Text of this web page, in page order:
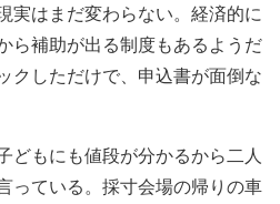
実はまだ変わらない。経済的に
ら補助が出る制度もあるようだ
クしただけで、申込書が面倒な
どもにも値段が分かるから二人
っている。採寸会場の帰りの車